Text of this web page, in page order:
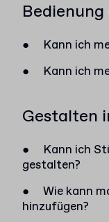
●
Kann ich
●
Kann ich
Gestalten
●
Kann ich
gestalten?
●
Wie kann
hinzufügen?